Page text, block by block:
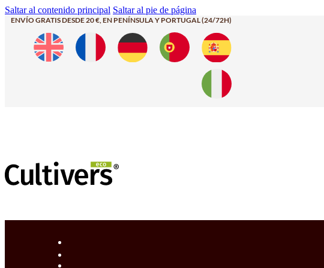
Saltar al contenido principal Saltar al pie de página
ENVÍO GRATIS DESDE 20 €, EN PENÍNSULA Y PORTUGAL (24/72H)